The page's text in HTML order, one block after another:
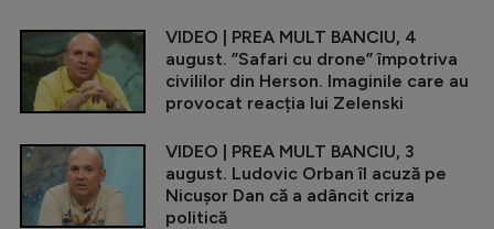
VIDEO | PREA MULT BANCIU, 4
august. ”Safari cu drone” împotriva
civililor din Herson. Imaginile care au
provocat reacția lui Zelenski
VIDEO | PREA MULT BANCIU, 3
august. Ludovic Orban îl acuză pe
Nicușor Dan că a adâncit criza
politică